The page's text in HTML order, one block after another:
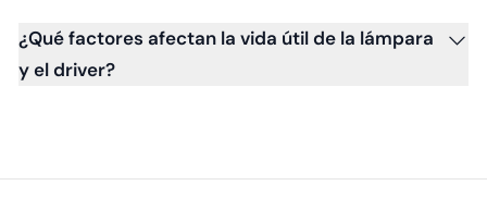
¿Qué factores afectan la vida útil de la lámpara
y el driver?